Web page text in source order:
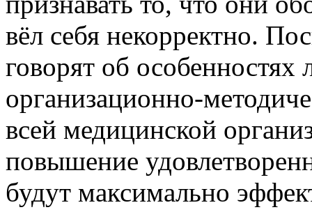
вёл себя некорректно.
говорят об особенностях
организационно-
всей медицинской
повышение
будут максимально